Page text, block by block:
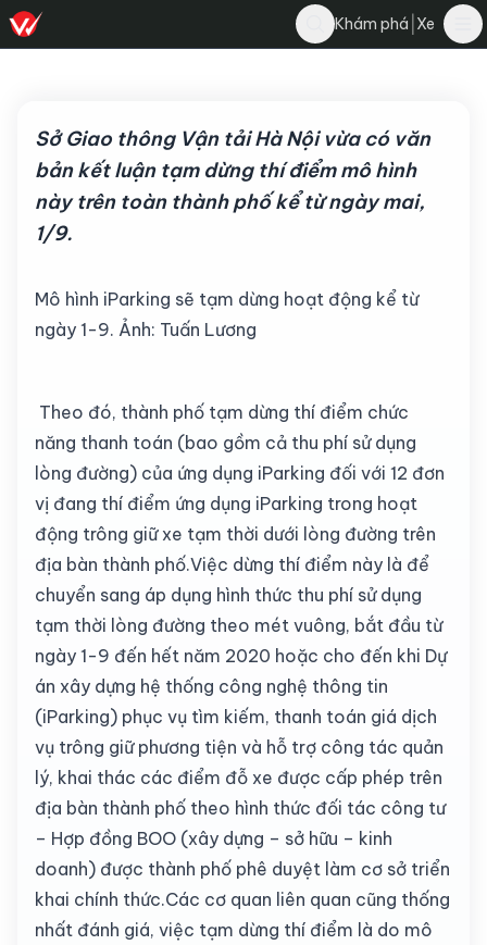
Khám phá Xe
29 tháng 9, 2022·3 phút đọc· 3K
Bình luận
Sở Giao thông Vận tải Hà Nội vừa có văn
bản kết luận tạm dừng thí điểm mô hình
này trên toàn thành phố kể từ ngày mai,
1/9.
Mô hình iParking sẽ tạm dừng hoạt động kể từ
ngày 1-9. Ảnh: Tuấn Lương
Theo đó, thành phố tạm dừng thí điểm chức
năng thanh toán (bao gồm cả thu phí sử dụng
lòng đường) của ứng dụng iParking đối với 12 đơn
vị đang thí điểm ứng dụng iParking trong hoạt
động trông giữ xe tạm thời dưới lòng đường trên
địa bàn thành phố.Việc dừng thí điểm này là để
chuyển sang áp dụng hình thức thu phí sử dụng
tạm thời lòng đường theo mét vuông, bắt đầu từ
ngày 1-9 đến hết năm 2020 hoặc cho đến khi Dự
án xây dựng hệ thống công nghệ thông tin
(iParking) phục vụ tìm kiếm, thanh toán giá dịch
vụ trông giữ phương tiện và hỗ trợ công tác quản
lý, khai thác các điểm đỗ xe được cấp phép trên
địa bàn thành phố theo hình thức đối tác công tư
– Hợp đồng BOO (xây dựng – sở hữu – kinh
doanh) được thành phố phê duyệt làm cơ sở triển
khai chính thức.Các cơ quan liên quan cũng thống
nhất đánh giá, việc tạm dừng thí điểm là do mô